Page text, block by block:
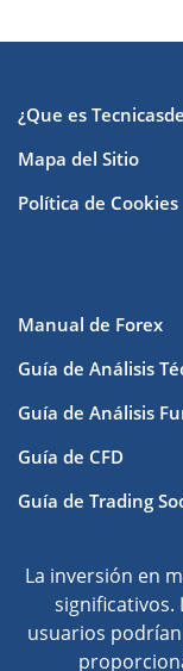
¿Que es
Mapa del Sitio
Política de Cookies
Manual de Forex
Guía de Análisis
Guía de Análisis
Guía de CFD
Guía de Trading
La inversión en
significativos.
usuarios